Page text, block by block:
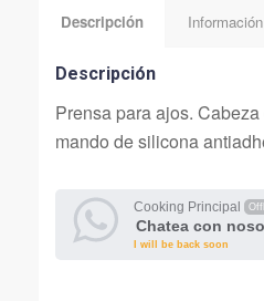
Descripción
Descripción
Prensa para ajos.
mando de silicona
Cooking Principal
Chatea con
I will be back soon